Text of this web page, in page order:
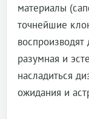
материалы
точнейшие
разумная и
насладиться
ожидания и